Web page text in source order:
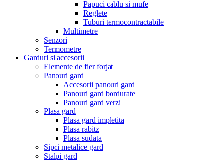
Papuci cablu si mufe
Reglete
Tuburi termocontractabile
Multimetre
Senzori
Termometre
Garduri si accesorii
Elemente de fier forjat
Panouri gard
Accesorii panouri gard
Panouri gard bordurate
Panouri gard verzi
Plasa gard
Plasa gard impletita
Plasa rabitz
Plasa sudata
Sipci metalice gard
Stalpi gard